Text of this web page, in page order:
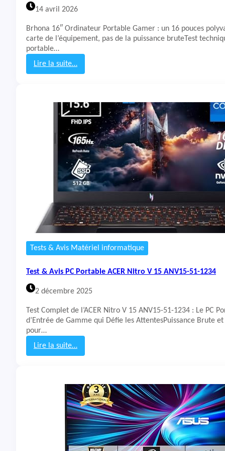
I
L
U
L
U
14 avril 2026
Brhona 16″ Ordinateur Portable Gamer : un 16 pouces
carte de l’équipement, pas de la puissance bruteTest
portable…
Lire la suite…
:
s
t
&
A
v
i
s
P
C
P
o
r
t
a
b
l
B
h
n
a
Tests & Avis Matériel informatique
Test & Avis PC Portable ACER Nitro V 15 ANV15-51-1234
2 décembre 2025
Test Complet de l’ACER Nitro V 15 ANV15-51-1234 : Le PC
d’Entrée de Gamme qui Défie les AttentesPuissance Brute
pour…
Lire la suite…
:
s
t
&
A
v
i
s